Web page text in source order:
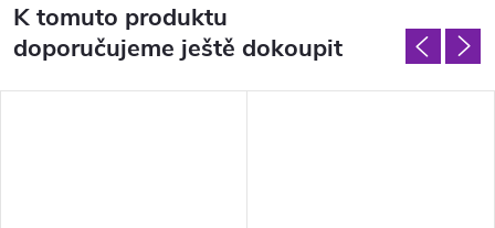
K tomuto produktu
doporučujeme ještě dokoupit